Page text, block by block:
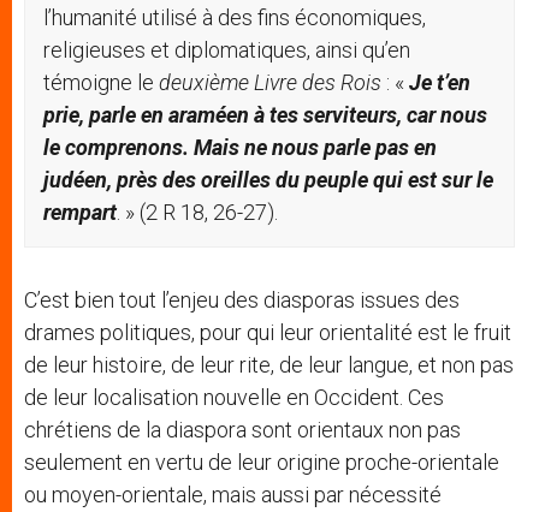
l’humanité utilisé à des fins économiques,
religieuses et diplomatiques, ainsi qu’en
témoigne le deuxième Livre des Rois : « Je t’en
prie, parle en araméen à tes serviteurs, car nous
le comprenons. Mais ne nous parle pas en
judéen, près des oreilles du peuple qui est sur le
rempart. » (2 R 18, 26-27).
C’est bien tout l’enjeu des diasporas issues des
drames politiques, pour qui leur orientalité est le fruit
de leur histoire, de leur rite, de leur langue, et non pas
de leur localisation nouvelle en Occident. Ces
chrétiens de la diaspora sont orientaux non pas
seulement en vertu de leur origine proche-orientale
ou moyen-orientale, mais aussi par nécessité